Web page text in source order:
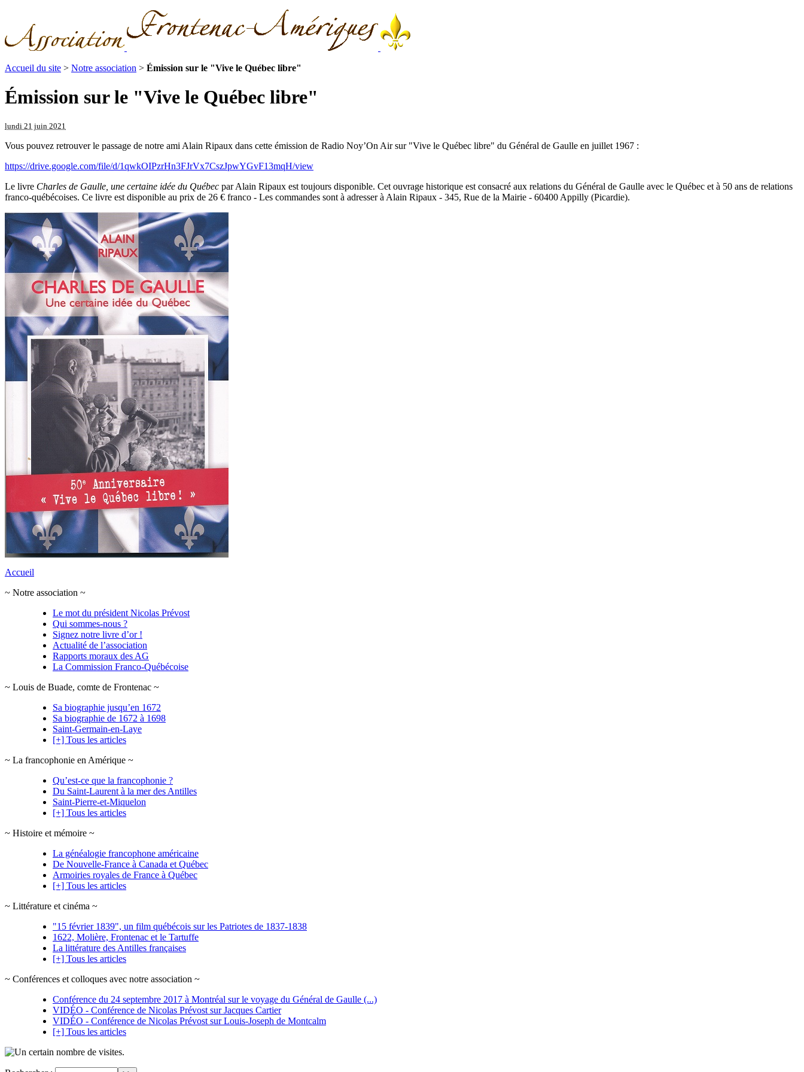
Accueil du site > Notre association > Émission sur le "Vive le Québec libre"
Émission sur le "Vive le Québec libre"
lundi 21 juin 2021
Vous pouvez retrouver le passage de notre ami Alain Ripaux dans cette émission de Radio Noy’On Air sur "Vive le Québec libre" du Général de Gaulle en juillet 1967 :
https://drive.google.com/file/d/1qwkOIPzrHn3FJrVx7CszJpwYGvF13mqH/view
Le livre Charles de Gaulle, une certaine idée du Québec par Alain Ripaux est toujours disponible. Cet ouvrage historique est consacré aux relations du Général de Gaulle avec le Québec et à 50 ans de relations
franco-québécoises. Ce livre est disponible au prix de 26 € franco - Les commandes sont à adresser à Alain Ripaux - 345, Rue de la Mairie - 60400 Appilly (Picardie).
Accueil
~ Notre association ~
Le mot du président Nicolas Prévost
Qui sommes-nous ?
Signez notre livre d’or !
Actualité de l’association
Rapports moraux des AG
La Commission Franco-Québécoise
~ Louis de Buade, comte de Frontenac ~
Sa biographie jusqu’en 1672
Sa biographie de 1672 à 1698
Saint-Germain-en-Laye
[+] Tous les articles
~ La francophonie en Amérique ~
Qu’est-ce que la francophonie ?
Du Saint-Laurent à la mer des Antilles
Saint-Pierre-et-Miquelon
[+] Tous les articles
~ Histoire et mémoire ~
La généalogie francophone américaine
De Nouvelle-France à Canada et Québec
Armoiries royales de France à Québec
[+] Tous les articles
~ Littérature et cinéma ~
"15 février 1839", un film québécois sur les Patriotes de 1837-1838
1622, Molière, Frontenac et le Tartuffe
La littérature des Antilles françaises
[+] Tous les articles
~ Conférences et colloques avec notre association ~
Conférence du 24 septembre 2017 à Montréal sur le voyage du Général de Gaulle (...)
VIDÉO - Conférence de Nicolas Prévost sur Jacques Cartier
VIDÉO - Conférence de Nicolas Prévost sur Louis-Joseph de Montcalm
[+] Tous les articles
visites.